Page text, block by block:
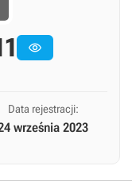

Data rejestracji:
września 2023